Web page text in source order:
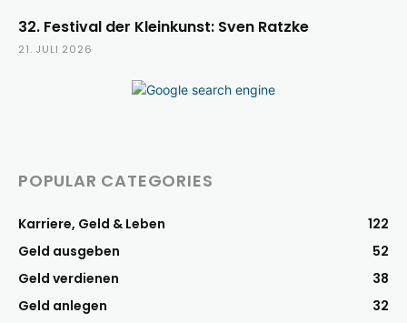
32. Festival der Kleinkunst: Sven Ratzke
21. JULI 2026
POPULAR CATEGORIES
Karriere, Geld & Leben
122
Geld ausgeben
52
Geld verdienen
38
Geld anlegen
32